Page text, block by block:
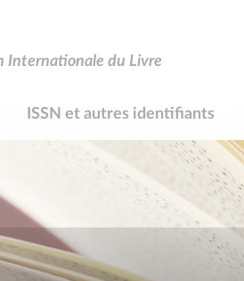
Internationale du Livre
ISSN et autres identifiants